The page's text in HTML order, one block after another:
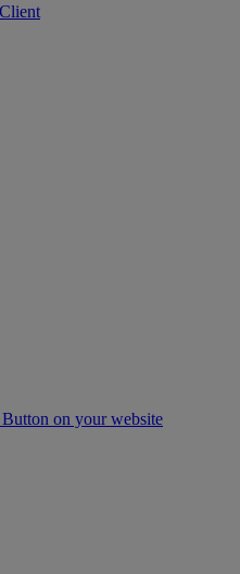
on your website